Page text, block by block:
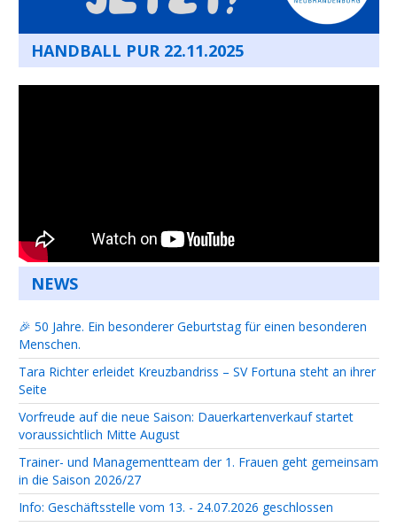
HANDBALL PUR 22.11.2025
NEWS
🎉 50 Jahre. Ein besonderer Geburtstag für einen besonderen
Menschen.
Tara Richter erleidet Kreuzbandriss – SV Fortuna steht an ihrer
Seite
Vorfreude auf die neue Saison: Dauerkartenverkauf startet
voraussichtlich Mitte August
Trainer- und Managementteam der 1. Frauen geht gemeinsam
in die Saison 2026/27
Info: Geschäftsstelle vom 13. - 24.07.2026 geschlossen